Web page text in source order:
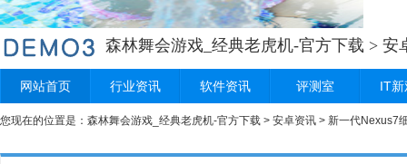
森林舞会游戏_经典老虎机-官方下载 > 安
网站首页 行业资讯 软件资讯 评测室 IT
您现在的位置是： 森林舞会游戏_经典老虎机-官方下载 > 安卓资讯 > 新一代Nexus7